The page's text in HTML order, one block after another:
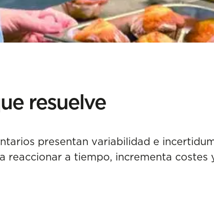
resuelve
presentan variabilidad e
reaccionar a tiempo, incrementa costes